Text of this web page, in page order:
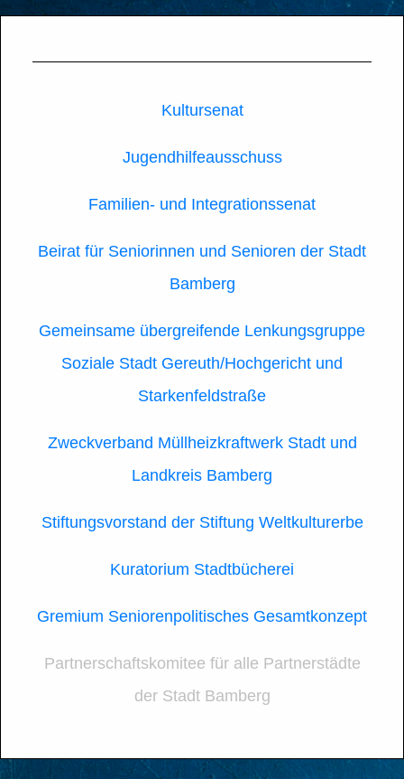
Kultursenat
Jugendhilfeausschuss
Familien- und Integrationssenat
Beirat für Seniorinnen und Senioren der Stadt
Bamberg
Gemeinsame übergreifende Lenkungsgruppe
Soziale Stadt Gereuth/Hochgericht und
Starkenfeldstraße
Zweckverband Müllheizkraftwerk Stadt und
Landkreis Bamberg
Stiftungsvorstand der Stiftung Weltkulturerbe
Kuratorium Stadtbücherei
Gremium Seniorenpolitisches Gesamtkonzept
Partnerschaftskomitee für alle Partnerstädte
der Stadt Bamberg